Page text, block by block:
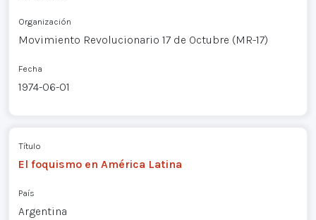
Organización
Movimiento Revolucionario 17 de Octubre (MR-17)
Fecha
1974-06-01
Título
El foquismo en América Latina
País
Argentina